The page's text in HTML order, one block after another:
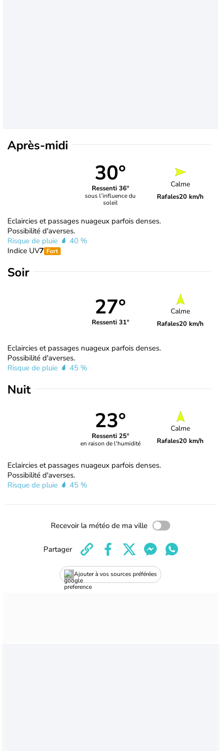
Après-midi
30°
Ressenti 36°
sous l’influence du
soleil
Calme
Rafales20 km/h
Eclaircies et passages nuageux parfois denses.
Possibilité d'averses.
Risque de pluie
40 %
Indice UV7 Fort
Soir
27°
Ressenti 31°
Calme
Rafales20 km/h
Eclaircies et passages nuageux parfois denses.
Possibilité d'averses.
Risque de pluie
45 %
Nuit
23°
Ressenti 25°
en raison de l'humidité
Calme
Rafales20 km/h
Eclaircies et passages nuageux parfois denses.
Possibilité d'averses.
Risque de pluie
45 %
Recevoir la météo de ma ville
Ajouter à vos sources préférées
Partager